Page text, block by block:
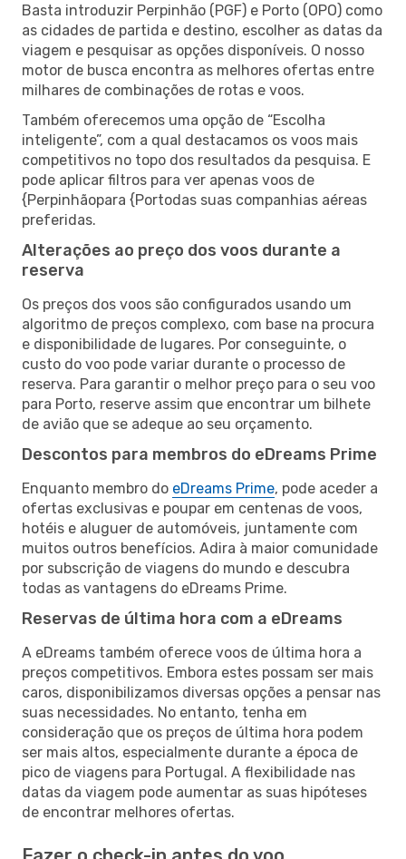
Basta introduzir Perpinhão (PGF) e Porto (OPO) como
as cidades de partida e destino, escolher as datas da
viagem e pesquisar as opções disponíveis. O nosso
motor de busca encontra as melhores ofertas entre
milhares de combinações de rotas e voos.
Também oferecemos uma opção de “Escolha
inteligente”, com a qual destacamos os voos mais
competitivos no topo dos resultados da pesquisa. E
pode aplicar filtros para ver apenas voos de
{Perpinhãopara {Portodas suas companhias aéreas
preferidas.
Alterações ao preço dos voos durante a
reserva
Os preços dos voos são configurados usando um
algoritmo de preços complexo, com base na procura
e disponibilidade de lugares. Por conseguinte, o
custo do voo pode variar durante o processo de
reserva. Para garantir o melhor preço para o seu voo
para Porto, reserve assim que encontrar um bilhete
de avião que se adeque ao seu orçamento.
Descontos para membros do eDreams Prime
Enquanto membro do eDreams Prime, pode aceder a
ofertas exclusivas e poupar em centenas de voos,
hotéis e aluguer de automóveis, juntamente com
muitos outros benefícios. Adira à maior comunidade
por subscrição de viagens do mundo e descubra
todas as vantagens do eDreams Prime.
Reservas de última hora com a eDreams
A eDreams também oferece voos de última hora a
preços competitivos. Embora estes possam ser mais
caros, disponibilizamos diversas opções a pensar nas
suas necessidades. No entanto, tenha em
consideração que os preços de última hora podem
ser mais altos, especialmente durante a época de
pico de viagens para Portugal. A flexibilidade nas
datas da viagem pode aumentar as suas hipóteses
de encontrar melhores ofertas.